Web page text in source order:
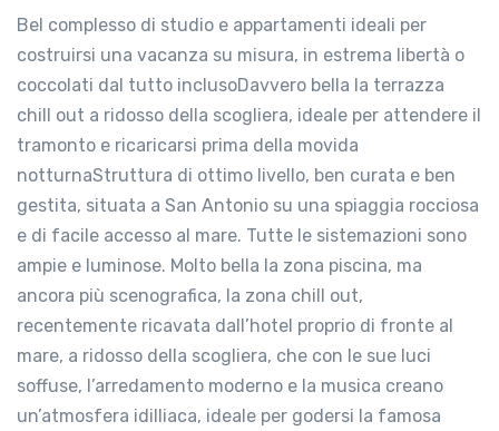
Bel complesso di studio e appartamenti ideali per
costruirsi una vacanza su misura, in estrema libertà o
coccolati dal tutto inclusoDavvero bella la terrazza
chill out a ridosso della scogliera, ideale per attendere il
tramonto e ricaricarsi prima della movida
notturnaStruttura di ottimo livello, ben curata e ben
gestita, situata a San Antonio su una spiaggia rocciosa
e di facile accesso al mare. Tutte le sistemazioni sono
ampie e luminose. Molto bella la zona piscina, ma
ancora più scenografica, la zona chill out,
recentemente ricavata dall’hotel proprio di fronte al
mare, a ridosso della scogliera, che con le sue luci
soffuse, l’arredamento moderno e la musica creano
un’atmosfera idilliaca, ideale per godersi la famosa